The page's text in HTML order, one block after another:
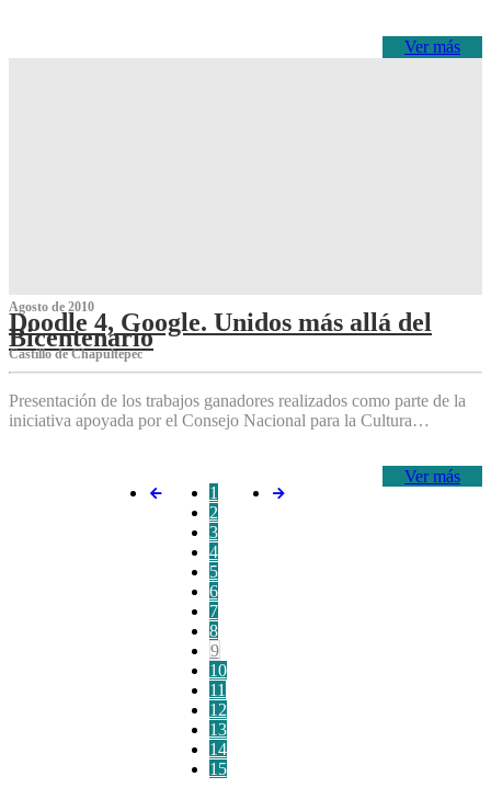
Ver más
Agosto de 2010
Doodle 4, Google. Unidos más allá del
Bicentenario
Castillo de Chapultepec
Presentación de los trabajos ganadores realizados como parte de la
iniciativa apoyada por el Consejo Nacional para la Cultura…
Ver más
1
2
3
4
5
6
7
8
9
10
11
12
13
14
15